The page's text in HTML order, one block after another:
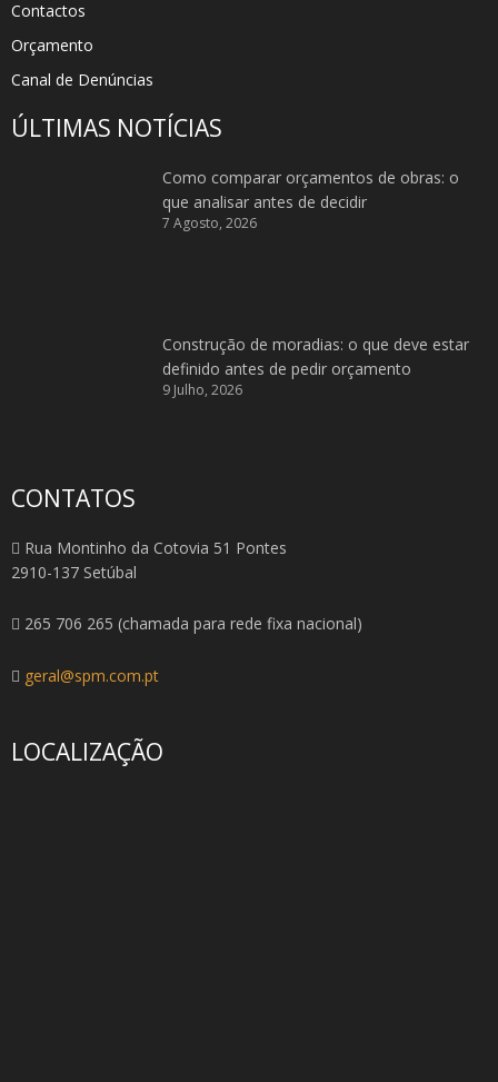
Contactos
Orçamento
Canal de Denúncias
ÚLTIMAS NOTÍCIAS
Como comparar orçamentos de obras: o
que analisar antes de decidir
7 Agosto, 2026
Construção de moradias: o que deve estar
definido antes de pedir orçamento
9 Julho, 2026
CONTATOS
Rua Montinho da Cotovia 51 Pontes
2910-137 Setúbal
265 706 265 (chamada para rede fixa nacional)
geral@spm.com.pt
LOCALIZAÇÃO